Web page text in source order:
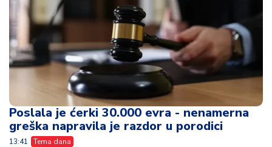
Poslala je ćerki 30.000 evra - nenamerna
greška napravila je razdor u porodici
13:41 Tema dana